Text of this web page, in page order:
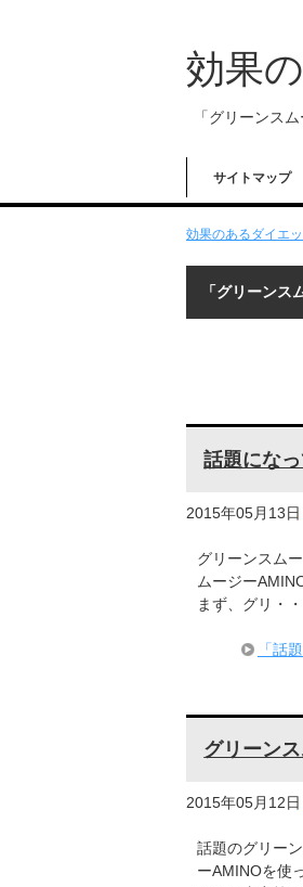
効果
「グリーンス
サイトマップ
効果のあるダイエ
「グリーン
話題にな
2015年05月13日
グリーンスム
ムージー
まず、グリ・・
「話
グリーン
2015年05月12日
話題のグリー
ーAMINOを使